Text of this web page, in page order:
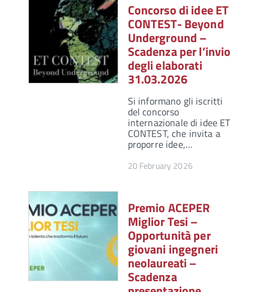
Concorso di idee ET
CONTEST- Beyond
Underground –
Scadenza per l’invio
degli elaborati
31.03.2026
Si informano gli iscritti
del concorso
internazionale di idee ET
CONTEST, che invita a
proporre idee,…
20 February 2026
Premio ACEPER
Miglior Tesi –
Opportunità per
giovani ingegneri
neolaureati –
Scadenza